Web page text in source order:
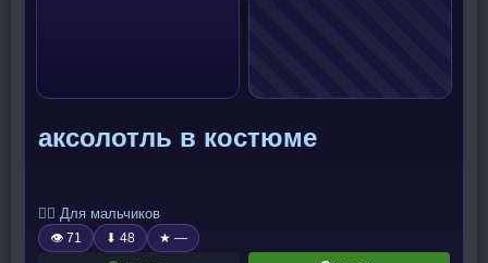
аксолотль в костюме
🧍‍♂️ Для мальчиков
👁 71 ⬇ 48 ★ —